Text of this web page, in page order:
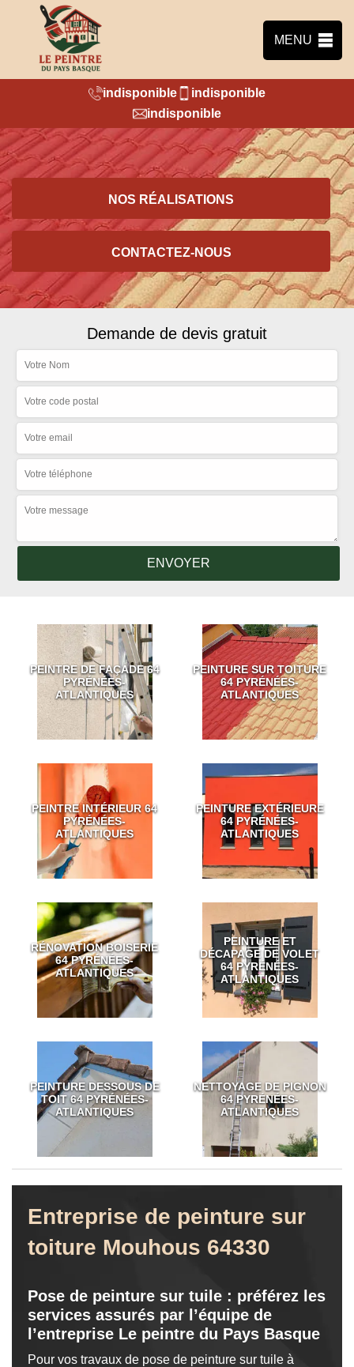
MENU
indisponible
indisponible
indisponible
NOS RÉALISATIONS
CONTACTEZ-NOUS
Demande de devis gratuit
PEINTRE DE FAÇADE 64
PYRÉNÉES-
ATLANTIQUES
PEINTURE SUR TOITURE
64 PYRÉNÉES-
ATLANTIQUES
PEINTRE INTÉRIEUR 64
PYRÉNÉES-
ATLANTIQUES
PEINTURE EXTÉRIEURE
64 PYRÉNÉES-
ATLANTIQUES
RÉNOVATION BOISERIE
64 PYRÉNÉES-
ATLANTIQUES
PEINTURE ET
DÉCAPAGE DE VOLET
64 PYRÉNÉES-
ATLANTIQUES
PEINTURE DESSOUS DE
TOIT 64 PYRÉNÉES-
ATLANTIQUES
NETTOYAGE DE PIGNON
64 PYRÉNÉES-
ATLANTIQUES
Entreprise de peinture sur
toiture Mouhous 64330
Pose de peinture sur tuile : préférez les
services assurés par l’équipe de
l’entreprise Le peintre du Pays Basque
Pour vos travaux de pose de peinture sur tuile à